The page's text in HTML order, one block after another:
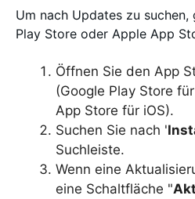
Um nach Updates zu suchen,
Play Store oder Apple App
Öffnen Sie den App
(Google Play Store
App Store für iOS).
Suchen Sie nach '
Suchleiste.
Wenn eine
eine Schaltfläche "